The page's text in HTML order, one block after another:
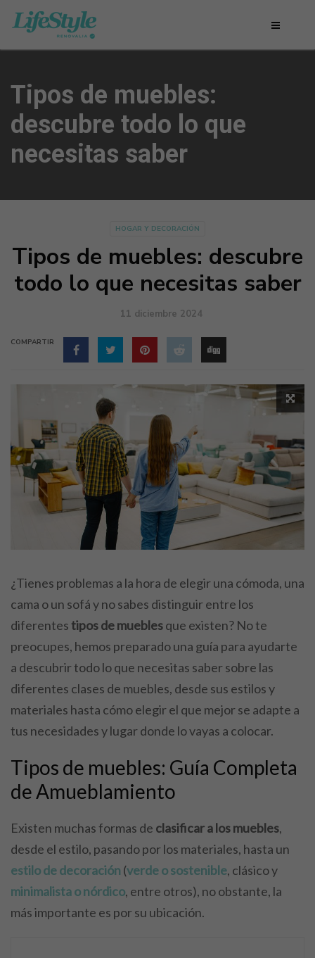
Tipos de muebles:
descubre todo lo que
necesitas saber
HOGAR Y DECORACIÓN
Tipos de muebles: descubre
todo lo que necesitas saber
11 diciembre 2024
COMPARTIR
¿Tienes problemas a la hora de elegir una cómoda, una
cama o un sofá y no sabes distinguir entre los
diferentestipos de mueblesque existen? No te
preocupes, hemos preparado una guía para ayudarte
a descubrir todo lo que necesitas saber sobre las
diferentes clases de muebles, desde sus estilos y
materiales hasta cómo elegir el que mejor se adapte a
tus necesidades y lugar donde lo vayas a colocar.
Tipos de muebles: Guía Completa
de Amueblamiento
Existen muchas formas de clasificar a los muebles,
desde el estilo, pasando por los materiales, hasta un
estilo de decoración (verde o sostenible, clásico y
minimalista o nórdico, entre otros), no obstante, la
más importante es por su ubicación.